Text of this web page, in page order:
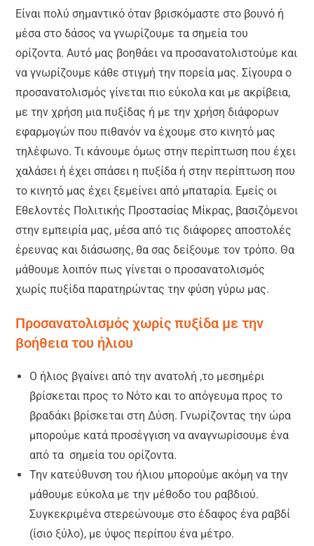
Είναι πολύ σημαντικό όταν βρισκόμαστε στο βουνό ή
μέσα στο δάσος να γνωρίζουμε τα σημεία του
ορίζοντα. Αυτό μας βοηθάει να προσανατολιστούμε και
να γνωρίζουμε κάθε στιγμή την πορεία μας. Σίγουρα ο
προσανατολισμός γίνεται πιο εύκολα και με ακρίβεια,
με την χρήση μια πυξίδας ή με την χρήση διάφορων
εφαρμογών που πιθανόν να έχουμε στο κινητό μας
τηλέφωνο. Τι κάνουμε όμως στην περίπτωση που έχει
χαλάσει ή έχει σπάσει η πυξίδα ή στην περίπτωση που
το κινητό μας έχει ξεμείνει από μπαταρία. Εμείς οι
Εθελοντές Πολιτικής Προστασίας Μίκρας, βασιζόμενοι
στην εμπειρία μας, μέσα από τις διάφορες αποστολές
έρευνας και διάσωσης, θα σας δείξουμε τον τρόπο. Θα
μάθουμε λοιπόν πως γίνεται ο προσανατολισμός
χωρίς πυξίδα παρατηρώντας την φύση γύρω μας.
Προσανατολισμός χωρίς πυξίδα με την
βοήθεια του ήλιου
Ο ήλιος βγαίνει από την ανατολή ,το μεσημέρι
βρίσκεται προς το Νότο και το απόγευμα προς το
βραδάκι βρίσκεται στη Δύση. Γνωρίζοντας την ώρα
μπορούμε κατά προσέγγιση να αναγνωρίσουμε ένα
από τα σημεία του ορίζοντα.
Την κατεύθυνση του ήλιου μπορούμε ακόμη να την
μάθουμε εύκολα με την μέθοδο του ραβδιού.
Συγκεκριμένα στερεώνουμε στο έδαφος ένα ραβδί
(ίσιο ξύλο), με ύψος περίπου ένα μέτρο.